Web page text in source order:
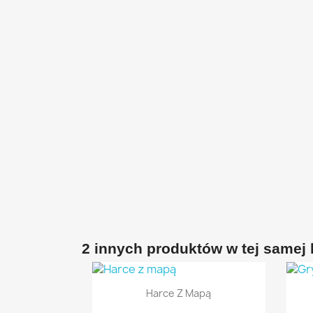
2 innych produktów w tej samej
Szybki podgląd
Harce Z Mapą